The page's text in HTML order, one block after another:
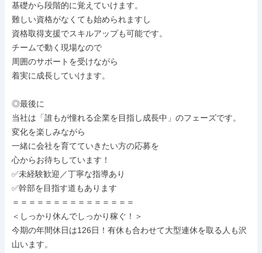
基礎から段階的に覚えていけます。
難しい資格がなくても始められますし
資格取得支援でスキルアップも可能です。
チームで動く現場なので
周囲のサポートを受けながら
着実に成長していけます。
◎最後に
当社は「誰もが憧れる企業を目指し成長中」のフェーズです。
変化を楽しみながら
一緒に会社を育てていきたい方の応募を
心からお待ちしています！
✅未経験歓迎／丁寧な指導あり
✅幹部を目指す道もあります
＝＝＝＝＝＝＝＝＝＝＝＝＝＝＝
＜しっかり休んでしっかり稼ぐ！＞
今期の年間休日は126日！有休も合わせて大型連休を取る人も沢
山います。